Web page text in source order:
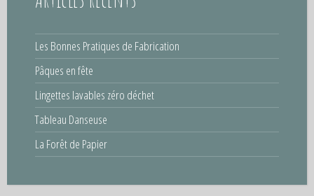
a
e
v
o
s
h
r
:
Les Bonnes Pratiques de Fabrication
Pâques en fête
Lingettes lavables zéro déchet
Tableau Danseuse
La Forêt de Papier